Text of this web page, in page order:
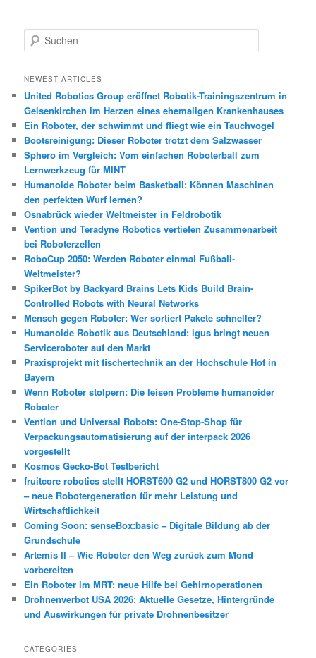
u
h
n
NEWEST ARTICLES
United Robotics Group eröffnet Robotik-Trainingszentrum in
Gelsenkirchen im Herzen eines ehemaligen Krankenhauses
Ein Roboter, der schwimmt und fliegt wie ein Tauchvogel
Bootsreinigung: Dieser Roboter trotzt dem Salzwasser
Sphero im Vergleich: Vom einfachen Roboterball zum
Lernwerkzeug für MINT
Humanoide Roboter beim Basketball: Können Maschinen
den perfekten Wurf lernen?
Osnabrück wieder Weltmeister in Feldrobotik
Vention und Teradyne Robotics vertiefen Zusammenarbeit
bei Roboterzellen
RoboCup 2050: Werden Roboter einmal Fußball-
Weltmeister?
SpikerBot by Backyard Brains Lets Kids Build Brain-
Controlled Robots with Neural Networks
Mensch gegen Roboter: Wer sortiert Pakete schneller?
Humanoide Robotik aus Deutschland: igus bringt neuen
Serviceroboter auf den Markt
Praxisprojekt mit fischertechnik an der Hochschule Hof in
Bayern
Wenn Roboter stolpern: Die leisen Probleme humanoider
Roboter
Vention und Universal Robots: One-Stop-Shop für
Verpackungsautomatisierung auf der interpack 2026
vorgestellt
Kosmos Gecko-Bot Testbericht
fruitcore robotics stellt HORST600 G2 und HORST800 G2 vor
– neue Robotergeneration für mehr Leistung und
Wirtschaftlichkeit
Coming Soon: senseBox:basic – Digitale Bildung ab der
Grundschule
Artemis II – Wie Roboter den Weg zurück zum Mond
vorbereiten
Ein Roboter im MRT: neue Hilfe bei Gehirnoperationen
Drohnenverbot USA 2026: Aktuelle Gesetze, Hintergründe
und Auswirkungen für private Drohnenbesitzer
CATEGORIES